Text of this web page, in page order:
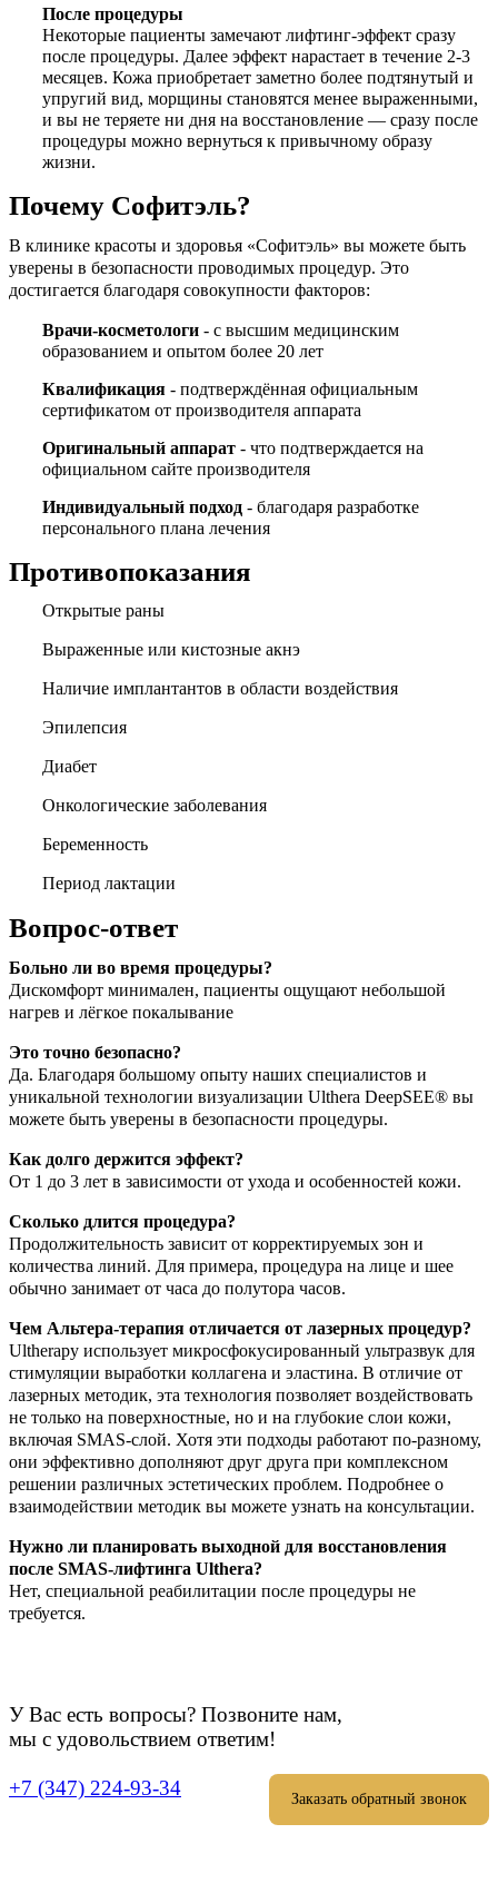
После процедуры
Некоторые пациенты замечают лифтинг-эффект сразу
после процедуры. Далее эффект нарастает в течение 2-3
месяцев. Кожа приобретает заметно более подтянутый и
упругий вид, морщины становятся менее выраженными,
и вы не теряете ни дня на восстановление — сразу после
процедуры можно вернуться к привычному образу
жизни.
Почему Софитэль?
В клинике красоты и здоровья «Софитэль» вы можете быть
уверены в безопасности проводимых процедур. Это
достигается благодаря совокупности факторов:
Врачи-косметологи - с высшим медицинским
образованием и опытом более 20 лет
Квалификация - подтверждённая официальным
сертификатом от производителя аппарата
Оригинальный аппарат - что подтверждается на
официальном сайте производителя
Индивидуальный подход - благодаря разработке
персонального плана лечения
Противопоказания
Открытые раны
Выраженные или кистозные акнэ
Наличие имплантантов в области воздействия
Эпилепсия
Диабет
Онкологические заболевания
Беременность
Период лактации
Вопрос-ответ
Больно ли во время процедуры?
Дискомфорт минимален, пациенты ощущают небольшой
нагрев и лёгкое покалывание
Это точно безопасно?
Да. Благодаря большому опыту наших специалистов и
уникальной технологии визуализации Ulthera DeepSEE® вы
можете быть уверены в безопасности процедуры.
Как долго держится эффект?
От 1 до 3 лет в зависимости от ухода и особенностей кожи.
Сколько длится процедура?
Продолжительность зависит от корректируемых зон и
количества линий. Для примера, процедура на лице и шее
обычно занимает от часа до полутора часов.
Чем Альтера-терапия отличается от лазерных процедур?
Ultherapy использует микросфокусированный ультразвук для
стимуляции выработки коллагена и эластина. В отличие от
лазерных методик, эта технология позволяет воздействовать
не только на поверхностные, но и на глубокие слои кожи,
включая SMAS-слой. Хотя эти подходы работают по-разному,
они эффективно дополняют друг друга при комплексном
решении различных эстетических проблем. Подробнее о
взаимодействии методик вы можете узнать на консультации.
Нужно ли планировать выходной для восстановления
после SMAS-лифтинга Ulthera?
Нет, специальной реабилитации после процедуры не
требуется.
У Вас есть вопросы? Позвоните нам,
мы с удовольствием ответим!
+7 (347) 224-93-34 Заказать обратный звонок